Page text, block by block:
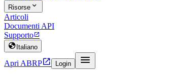
Risorse 
Articoli
Documenti API
Supporto
 Italiano
Apri ABRP Login 